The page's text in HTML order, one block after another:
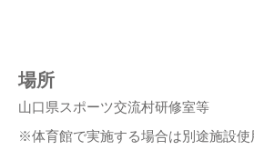
場所
山口県スポーツ交流村研修室等
※体育館で実施する場合は別途施設使